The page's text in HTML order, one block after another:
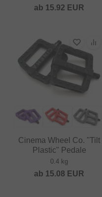
ab 15.92 EUR
Cinema Wheel Co. "Tilt
Plastic" Pedale
0.4 kg
ab 15.08 EUR